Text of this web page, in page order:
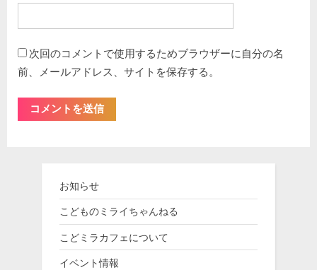
次回のコメントで使用するためブラウザーに自分の名
前、メールアドレス、サイトを保存する。
お知らせ
こどものミライちゃんねる
こどミラカフェについて
イベント情報